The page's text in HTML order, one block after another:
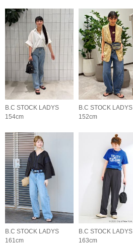
B.C STOCK LADYS
154cm
B.C STOCK LADYS
152cm
B.C STOCK LADYS
161cm
B.C STOCK LADYS
163cm